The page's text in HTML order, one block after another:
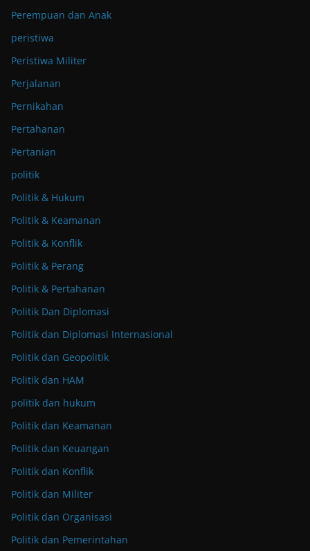
Perempuan dan Anak
peristiwa
Peristiwa Militer
Perjalanan
Pernikahan
Pertahanan
Pertanian
politik
Politik & Hukum
Politik & Keamanan
Politik & Konflik
Politik & Perang
Politik & Pertahanan
Politik Dan Diplomasi
Politik dan Diplomasi Internasional
Politik dan Geopolitik
Politik dan HAM
politik dan hukum
Politik dan Keamanan
Politik dan Keuangan
Politik dan Konflik
Politik dan Militer
Politik dan Organisasi
Politik dan Pemerintahan